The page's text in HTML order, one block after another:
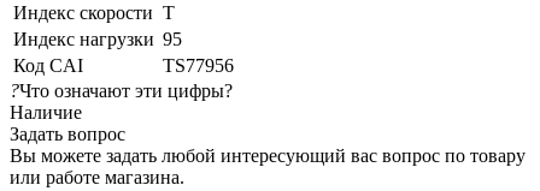
Индекс скорости T
Индекс нагрузки 95
Код CAI
TS77956
?Что означают эти цифры?
Наличие
Задать вопрос
Вы можете задать любой интересующий вас вопрос по товару
или работе магазина.